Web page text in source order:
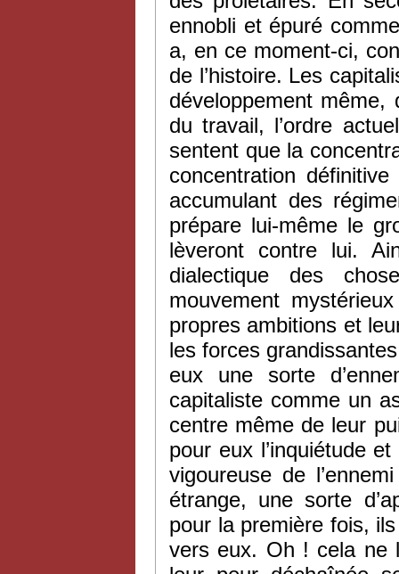
ennobli et épuré
a, en ce moment-ci,
de l’histoire. Les
développement
du travail, l’ordre
sentent que la
concentration
accumulant des
prépare lui-même le
lèveront contre lui.
dialectique des
mouvement
propres ambitions et
les forces
eux une sorte
capitaliste comme un
centre même de leur
pour eux l’inquiétude
vigoureuse de
étrange, une sorte
pour la première fois,
vers eux. Oh ! cela ne